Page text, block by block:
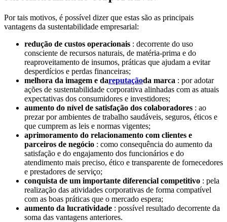
Por tais motivos, é possível dizer que estas são as principais
vantagens da sustentabilidade empresarial:
redução de custos operacionais : decorrente do uso
consciente de recursos naturais, de matéria-prima e do
reaproveitamento de insumos, práticas que ajudam a evitar
desperdícios e perdas financeiras;
melhora da imagem e dareputaçãoda marca : por adotar
ações de sustentabilidade corporativa alinhadas com as atuais
expectativas dos consumidores e investidores;
aumento do nível de satisfação dos colaboradores : ao
prezar por ambientes de trabalho saudáveis, seguros, éticos e
que cumprem as leis e normas vigentes;
aprimoramento do relacionamento com clientes e
parceiros de negócio : como consequência do aumento da
satisfação e do engajamento dos funcionários e do
atendimento mais preciso, ético e transparente de fornecedores
e prestadores de serviço;
conquista de um importante diferencial competitivo : pela
realização das atividades corporativas de forma compatível
com as boas práticas que o mercado espera;
aumento da lucratividade : possível resultado decorrente da
soma das vantagens anteriores.